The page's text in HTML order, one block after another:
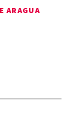
ARAGUA